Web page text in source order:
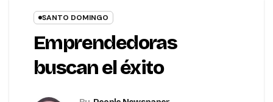
SANTO DOMINGO
Emprendedoras
buscan el éxito